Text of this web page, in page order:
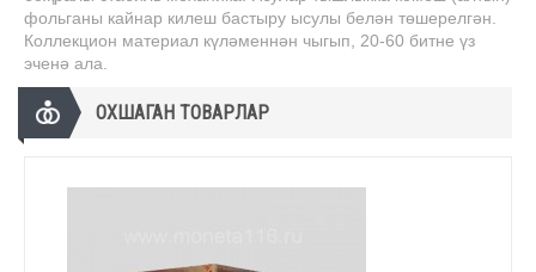
фольганы кайнар килеш бастыру ысулы белән төшерелгән.
Коллекцион материал күләменнән чыгып, 20-60 битне үз
эченә ала.
ОХШАГАН ТОВАРЛАР